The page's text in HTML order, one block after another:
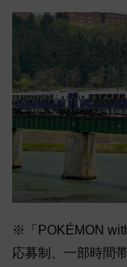
※「POKÉMON
応募制、一部時間